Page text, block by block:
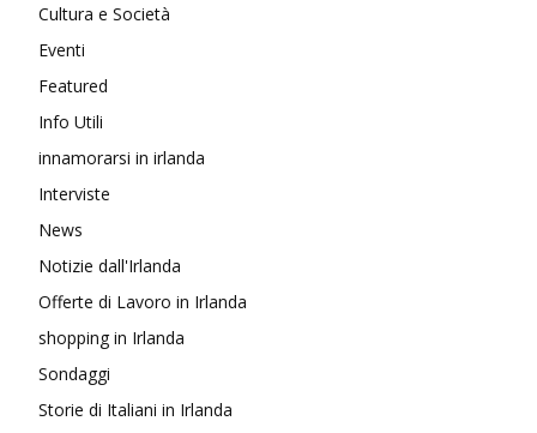
Cultura e Società
Eventi
Featured
Info Utili
innamorarsi in irlanda
Interviste
News
Notizie dall'Irlanda
Offerte di Lavoro in Irlanda
shopping in Irlanda
Sondaggi
Storie di Italiani in Irlanda